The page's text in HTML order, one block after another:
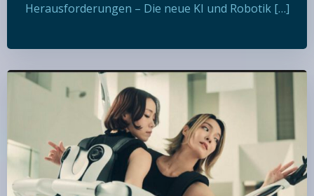
Herausforderungen – Die neue KI und Robotik […]